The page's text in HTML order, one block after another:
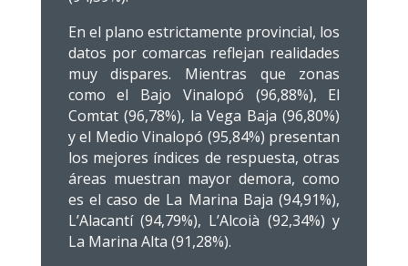
En el plano estrictamente provincial, los
datos por comarcas reflejan realidades
muy dispares. Mientras que zonas
como el Bajo Vinalopó (96,88%), El
Comtat (96,78%), la Vega Baja (96,80%)
y el Medio Vinalopó (95,84%) presentan
los mejores índices de respuesta, otras
áreas muestran mayor demora, como
es el caso de La Marina Baja (94,91%),
L’Alacantí (94,79%), L’Alcoià (92,34%) y
La Marina Alta (91,28%).